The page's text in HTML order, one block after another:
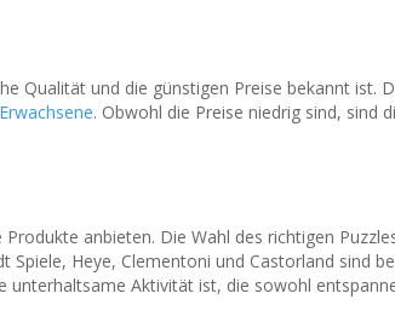
Qualität und die günstigen Preise bekannt ist.
Erwachsene. Obwohl die Preise niedrig sind, sind
anbieten. Die Wahl des richtigen
Spiele, Heye, Clementoni und Castorland sind
Aktivität ist, die sowohl